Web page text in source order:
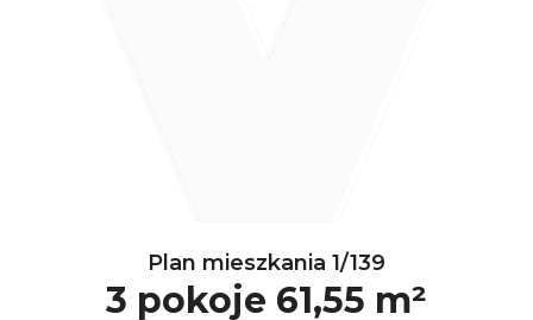
Plan mieszkania 1/139
3 pokoje 61,55 m²